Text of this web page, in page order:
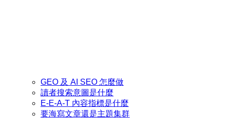
GEO 及 AI SEO 怎麼做
讀者搜索意圖是什麼
E-E-A-T 內容指標是什麼
要海寫文章還是主題集群